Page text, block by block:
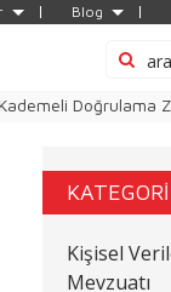
Blog
Doğrulama
KATEGORİ
Kişisel
Mevzuatı